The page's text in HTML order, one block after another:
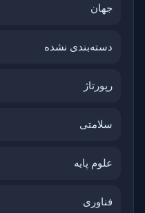
جهان
دسته‌بندی نشده
رپورتاژ
سلامتی
علوم پایه
فناوری